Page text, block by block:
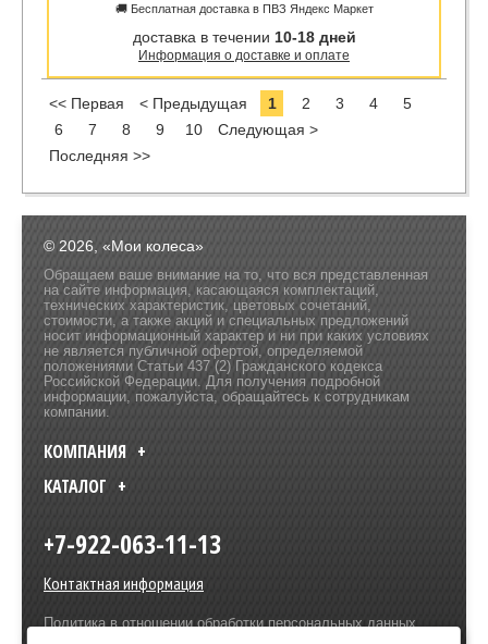
🚚 Бесплатная доставка в ПВЗ Яндекс Маркет
доставка в течении 10-18 дней
Информация о доставке и оплате
<< Первая < Предыдущая 1 2 3 4
5
6
7 8 9 10
Следующая >
Последняя >>
© 2026, «Мои колеса»
Обращаем ваше внимание на то, что вся представленная
на сайте информация, касающаяся комплектаций,
технических характеристик, цветовых сочетаний,
стоимости, а также акций и специальных предложений
носит информационный характер и ни при каких условиях
не является публичной офертой, определяемой
положениями Статьи 437 (2) Гражданского кодекса
Российской Федерации. Для получения подробной
информации, пожалуйста, обращайтесь к сотрудникам
компании.
КОМПАНИЯ
КАТАЛОГ
+7-922-063-11-13
Контактная информация
Политика в отношении обработки персональных данных